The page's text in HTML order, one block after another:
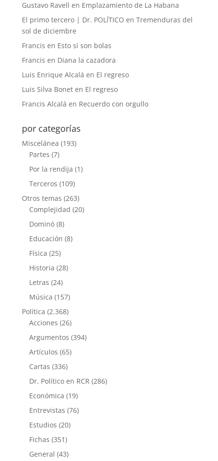
Gustavo Ravell en Emplazamiento de La Habana
El primo tercero | Dr. POLÍTICO en Tremenduras del
sol de diciembre
Francis en Esto sí son bolas
Francis en Diana la cazadora
Luis Enrique Alcalá en El regreso
Luis Silva Boneten El regreso
Francis Alcalá en Recuerdo con orgullo
por categorías
Miscelánea (193)
Partes (7)
Por la rendija (1)
Terceros (109)
Otros temas (263)
Complejidad (20)
Dominó(8)
Educación (8)
Física (25)
Historia (28)
Letras (24)
Música (157)
Política (2.368)
Acciones (26)
Argumentos (394)
Artículos (65)
Cartas (336)
Dr. Político en RCR (286)
Económica (19)
Entrevistas (76)
Estudios (20)
Fichas (351)
General (43)